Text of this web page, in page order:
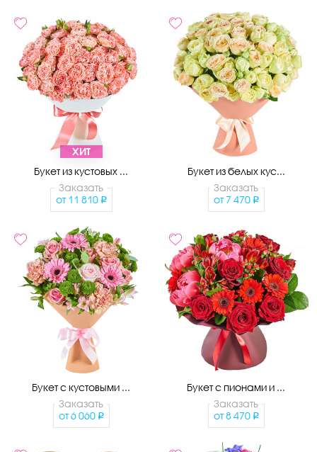
ХИТ
Букет из кустовых ...
Заказать
от 11 810
Букет из белых кус...
Заказать
от 7 470
Букет с кустовыми ...
Заказать
от 6 060
Букет с пионами и ...
Заказать
от 8 470